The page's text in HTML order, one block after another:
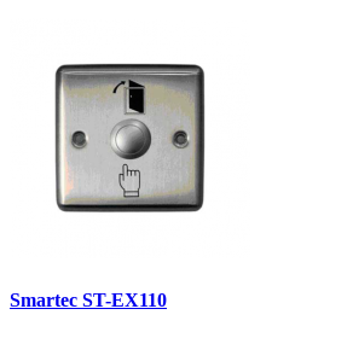
Smartec ST-EX110